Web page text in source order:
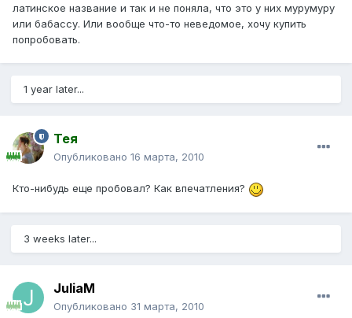
латинское название и так и не поняла, что это у них мурумуру
или бабассу. Или вообще что-то неведомое, хочу купить
попробовать.
1 year later...
Тея
Опубликовано 16 марта, 2010
Кто-нибудь еще пробовал? Как впечатления?
3 weeks later...
JuliaM
Опубликовано 31 марта, 2010